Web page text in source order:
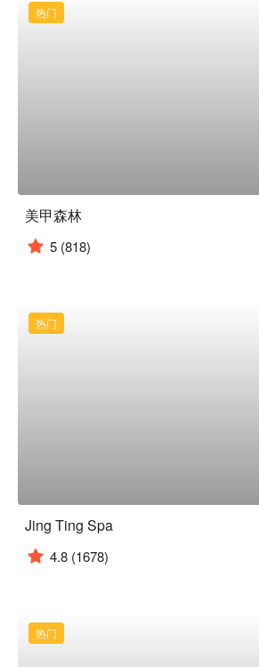
热门
美甲森林
5 (818)
热门
Jing Ting Spa
4.8 (1678)
热门